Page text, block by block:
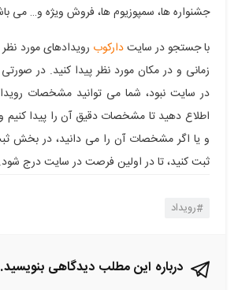
پلاس
جشنواره ها، سمپوزیوم ها، فروش ویژه و… می
با جستجو در سایتدارکوب رویدادهای مورد
زمانی و در مکان مورد نظر پیدا کنید. در
در سایت نبود، شما می توانید مشخصات
اطلاع دهید تا مشخصات دقیق آن را پیدا
و یا اگر مشخصات آن را می دانید، در بخش
ثبت کنید، تا در اولین فرصت در سایت درج شود.
رویداد
درباره این مطلب دیدگاهی